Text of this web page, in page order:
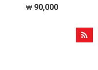
(CZ0263D)
90,000